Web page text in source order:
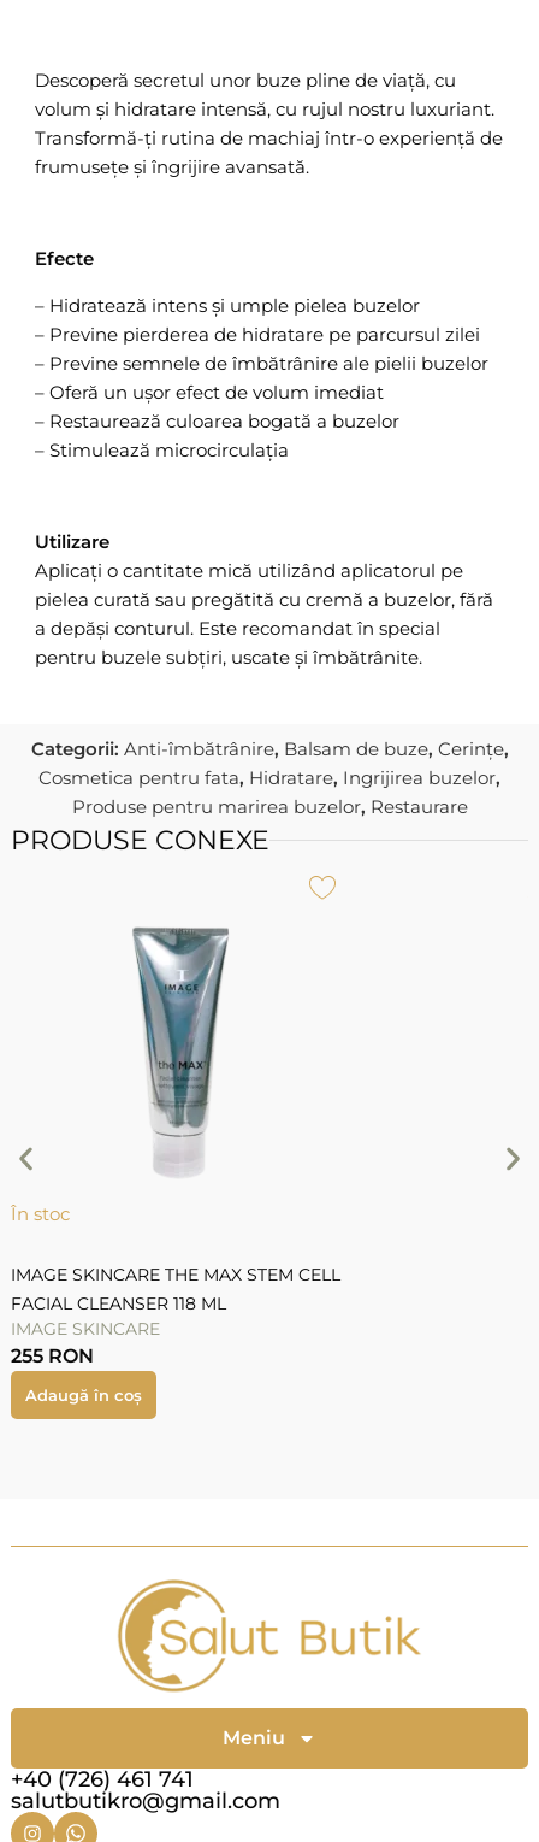
Descoperă secretul unor buze pline de viață, cu
volum și hidratare intensă, cu rujul nostru luxuriant.
Transformă-ți rutina de machiaj într-o experiență de
frumusețe și îngrijire avansată.
Efecte
– Hidratează intens și umple pielea buzelor
– Previne pierderea de hidratare pe parcursul zilei
– Previne semnele de îmbătrânire ale pielii buzelor
– Oferă un ușor efect de volum imediat
– Restaurează culoarea bogată a buzelor
– Stimulează microcirculația
Utilizare
Aplicați o cantitate mică utilizând aplicatorul pe
pielea curată sau pregătită cu cremă a buzelor, fără
a depăși conturul. Este recomandat în special
pentru buzele subțiri, uscate și îmbătrânite.
Categorii: Anti-îmbătrânire, Balsam de buze, Cerințe,
Cosmetica pentru fata, Hidratare, Ingrijirea buzelor,
Produse pentru marirea buzelor, Restaurare
PRODUSE CONEXE
În stoc
IMAGE SKINCARE THE MAX STEM CELL
FACIAL CLEANSER 118 ML
IMAGE SKINCARE
255 RON
Adaugă în coș
+40 (726) 461 741
salutbutikro@gmail.com
Meniu